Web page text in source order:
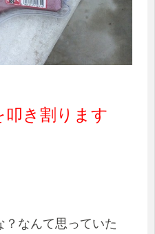
き割ります
？なんて思っていた